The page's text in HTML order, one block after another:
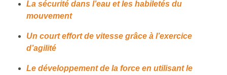
La sécurité dans l’eau et les habiletés du
mouvement
Un court effort de vitesse grâce à l’exercice
d’agilité
Le développement de la force en utilisant le